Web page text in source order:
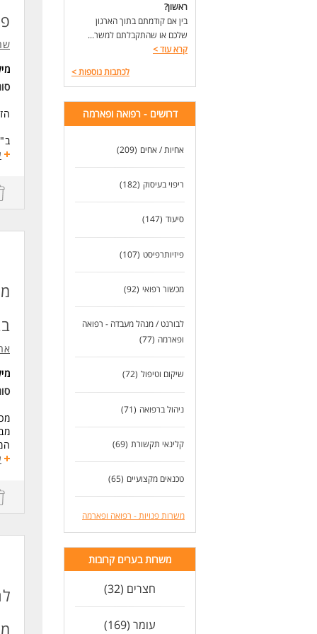
ראשון?
בין אם קודמתם בתוך הארגון
שלכם או שהתקבלתם למשר...
קרא עוד>
לכתבות נוספות>
דרושים - רפואה ופארמה
אחיות / אחים (209)
ריפוי בעיסוק (182)
סיעוד (147)
פיזיותרפיסט (107)
מכשור רפואי (92)
לבורנט / מנהל מעבדה - רפואה
ופארמה (77)
שיקום וטיפול (72)
ניהול ברפואה (71)
קלינאי תקשורת (69)
טכנאים מקצועיים (65)
משרות פנויות - רפואה ופארמה
משרות בערים קרובות
חצרים (32)
עומר (169)